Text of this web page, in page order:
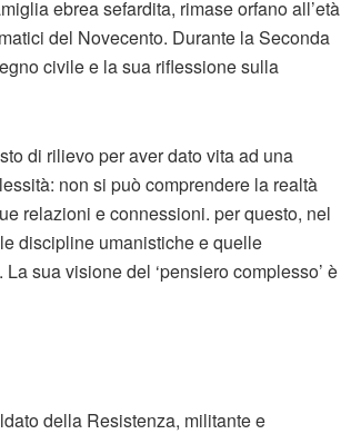
ebrea sefardita, rimase orfano all’età
del Novecento. Durante la Seconda
civile e la sua riflessione sulla
di rilievo per aver dato vita ad una
non si può comprendere la realtà
relazioni e connessioni. per questo, nel
discipline umanistiche e quelle
sua visione del ‘pensiero complesso’ è
della Resistenza, militante e